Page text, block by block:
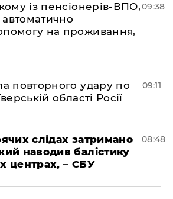
із пенсіонерів-ВПО,
на проживання,
09:38
повторного удару по
області Росії
09:11
слідах затримано
наводив балістику
центрах, – СБУ
08:48